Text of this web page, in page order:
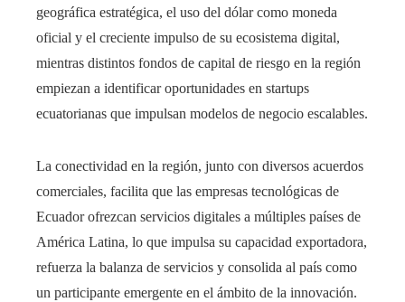
geográfica estratégica, el uso del dólar como moneda
oficial y el creciente impulso de su ecosistema digital,
mientras distintos fondos de capital de riesgo en la región
empiezan a identificar oportunidades en startups
ecuatorianas que impulsan modelos de negocio escalables.
La conectividad en la región, junto con diversos acuerdos
comerciales, facilita que las empresas tecnológicas de
Ecuador ofrezcan servicios digitales a múltiples países de
América Latina, lo que impulsa su capacidad exportadora,
refuerza la balanza de servicios y consolida al país como
un participante emergente en el ámbito de la innovación.